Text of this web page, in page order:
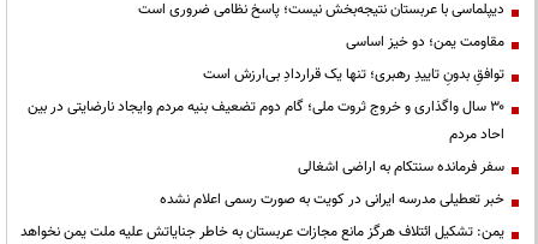
دیپلماسی با عربستان نتیجه‌بخش نیست؛ پاسخ نظامی ضروری است
مقاومت یمن؛ دو خیز اساسی
توافقِ بدونِ تاییدِ رهبری؛ تنها یک قراردادِ بی‌ارزش است
۳۰ سال واگذاری و خروج ثروت ملی؛ گام دوم تضعیف بنیه مردم وایجاد نارضایتی در بین
احاد مردم
سفر فرمانده سنتکام به اراضی اشغالی
خبر تعطیلی مدرسه ایرانی در کویت به صورت رسمی اعلام نشده
یمن: تشکیل ائتلاف هرگز مانع مجازات عربستان به خاطر جنایاتش علیه ملت یمن نخواهد